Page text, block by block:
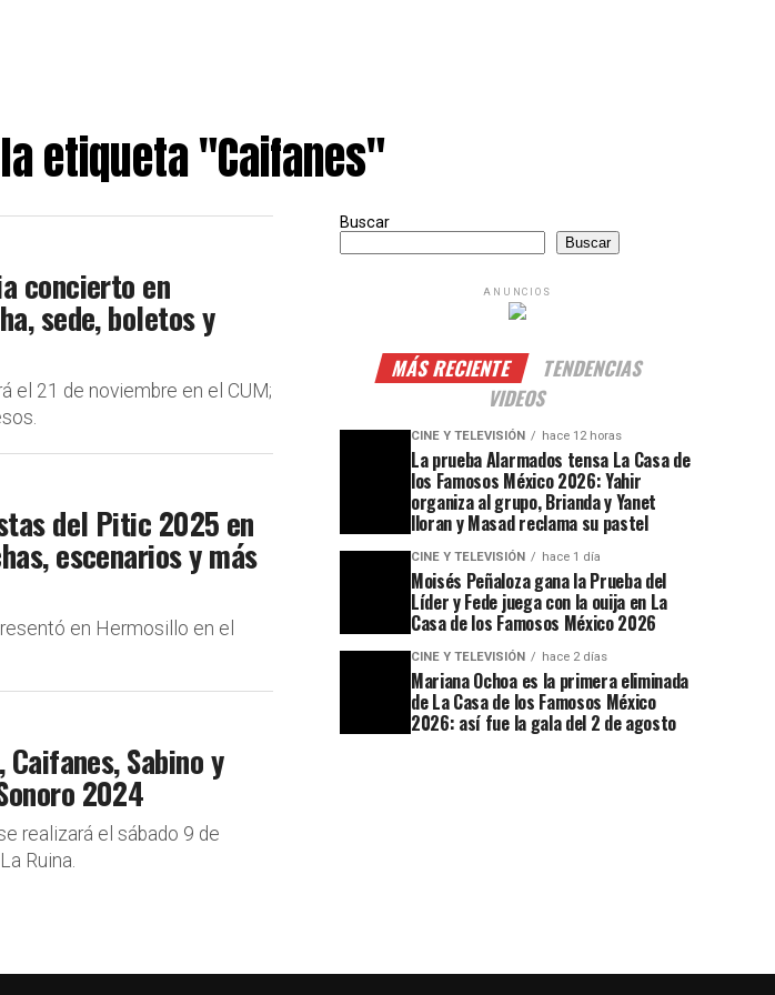
etiqueta "Caifanes"
concierto en
sede, boletos y
el 21 de noviembre en el CUM;
del Pitic 2025 en
escenarios y más
en Hermosillo en el
Sabino y
2024
realizará el sábado 9 de
Ruina.
Buscar
Buscar
ANUNCIOS
MÁS RECIENTE
TENDENCIAS
VIDEOS
CINE Y TELEVISIÓN hace 12 horas
La prueba Alarmados tensa La Casa de
los Famosos México 2026: Yahir
organiza al grupo, Brianda y Yanet
lloran y Masad reclama su pastel
CINE Y TELEVISIÓN hace 1 día
Moisés Peñaloza gana la Prueba del
Líder y Fede juega con la ouija en La
Casa de los Famosos México 2026
CINE Y TELEVISIÓN hace 2 días
Mariana Ochoa es la primera eliminada
de La Casa de los Famosos México
2026: así fue la gala del 2 de agosto